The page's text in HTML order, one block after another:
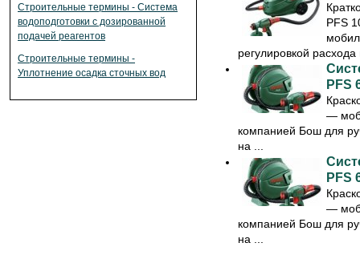
Строительные термины - Система
водоподготовки с дозированной
подачей реагентов
Строительные термины -
Уплотнение осадка сточных вод
PFS
регулировкой
PFS
—
компанией Бош для
на ...
PFS
—
компанией Бош для
на ...